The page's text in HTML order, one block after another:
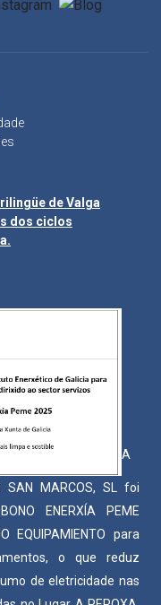
de Valga
dos ciclos
A
SAN MARCOS, SL foi
ENERXÍA PEME
EQUIPAMIENTO para
o que reduz
de eletricidade nas